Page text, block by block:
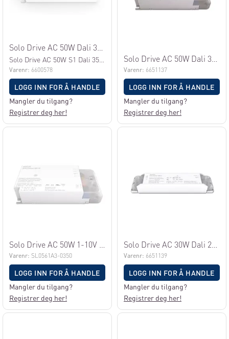
Varenr: 6600578
LOGG INN FOR Å HANDLE
Mangler du tilgang?
Registrer deg her!
Varenr: 6651137
LOGG INN FOR Å HANDLE
Mangler du tilgang?
Registrer deg her!
Varenr: SL0561A3-0350
LOGG INN FOR Å HANDLE
Mangler du tilgang?
Registrer deg her!
Varenr: 6651139
LOGG INN FOR Å HANDLE
Mangler du tilgang?
Registrer deg her!